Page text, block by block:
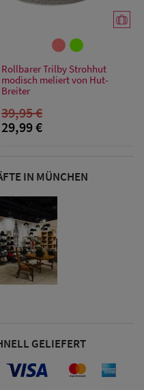
Rollbarer Trilby Strohhut
modisch meliert von Hut-
Breiter
39,95 €
29,99 €
IN MÜNCHEN
GELIEFERT